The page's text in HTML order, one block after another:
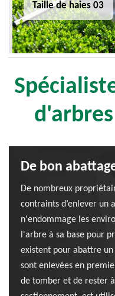
Taille de haies 03
De bon
De nombreux
contraints d’enlever un
n'endommage les
l'arbre à sa base pour
existent pour abattre un
sont enlevées en
de tomber et de rester